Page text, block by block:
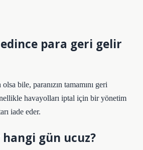
para geri gelir
bile, paranızın tamamını geri
havayolları iptal için bir yönetim
iade eder.
gün ucuz?